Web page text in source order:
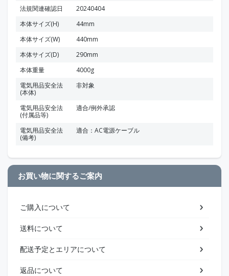
法規関連確認日
20240404
本体サイズ(H)
44mm
本体サイズ(W)
440mm
本体サイズ(D)
290mm
本体重量
4000g
電気用品安全法
(本体)
非対象
電気用品安全法
(付属品等)
適合/例外承認
電気用品安全法
(備考)
適合：AC電源ケーブル
お買い物に関するご案内
ご購入について
送料について
配送予定とエリアについて
返品について